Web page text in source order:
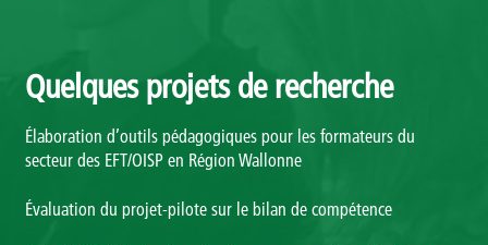
Présentation
Rapports d’activités
Quelques projets de recherche
Élaboration d’outils pédagogiques pour les formateurs du
secteur des EFT/OISP en Région Wallonne
Évaluation du projet-pilote sur le bilan de compétence